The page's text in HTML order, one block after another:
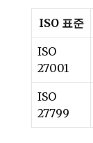
ISO 표준
ISO
27001
ISO
27799